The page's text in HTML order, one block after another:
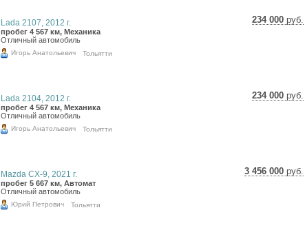
234 000 руб.
Lada 2107, 2012 г.
пробег 4 567 км, Механика
Отличный автомобиль
Игорь Анатольевич Тольятти
234 000 руб.
Lada 2104, 2012 г.
пробег 4 567 км, Механика
Отличный автомобиль
Игорь Анатольевич Тольятти
3 456 000 руб.
Mazda CX-9, 2021 г.
пробег 5 667 км, Автомат
Отличный автомобиль
Юрий Петрович Тольятти